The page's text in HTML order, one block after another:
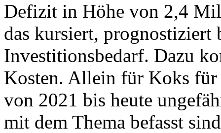
Defizit in Höhe von 2,4
das kursiert, prognostiziert
Investitionsbedarf. Dazu
Kosten. Allein für Koks für
von 2021 bis heute
mit dem Thema befasst